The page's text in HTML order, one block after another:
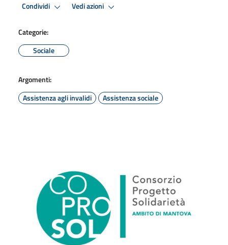
Condividi Vedi azioni
Categorie:
Sociale
Argomenti:
Assistenza agli invalidi
Assistenza sociale